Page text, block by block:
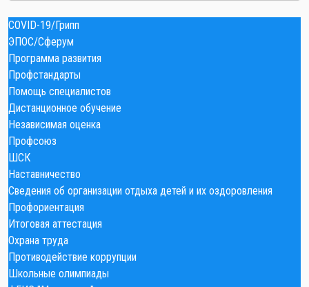
COVID-19/Грипп
ЭПОС/Сферум
Программа развития
Профстандарты
Помощь специалистов
Дистанционное обучение
Независимая оценка
Профсоюз
ШСК
Наставничество
Сведения об организации отдыха детей и их оздоровления
Профориентация
Итоговая аттестация
Охрана труда
Противодействие коррупции
Школьные олимпиады